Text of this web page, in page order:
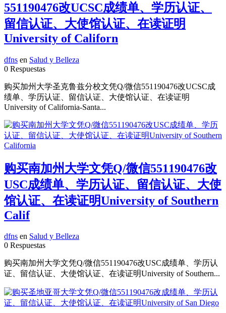
551190476改UCSC成绩单、学历认证、
留信认证、大使馆认证、在读证明
University of Californ
dfns en Salud y Belleza
0 Respuestas
购买加州大学圣克鲁兹分校文凭Q/微信551190476改UCSC成
绩单、学历认证、留信认证、大使馆认证、在读证明
University of California-Santa...
购买南加州大学文凭Q/微信551190476改
USC成绩单、学历认证、留信认证、大使
馆认证、在读证明University of Southern
Calif
dfns en Salud y Belleza
0 Respuestas
购买南加州大学文凭Q/微信551190476改USC成绩单、学历认
证、留信认证、大使馆认证、在读证明University of Southern...